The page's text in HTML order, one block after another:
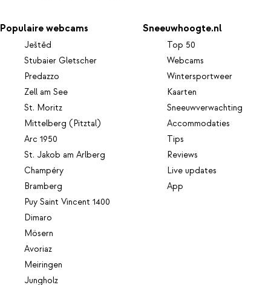
Populaire webcams
Ještěd
Stubaier Gletscher
Predazzo
Zell am See
St. Moritz
Mittelberg (Pitztal)
Arc 1950
St. Jakob am Arlberg
Champéry
Bramberg
Puy Saint Vincent 1400
Dimaro
Mösern
Avoriaz
Meiringen
Jungholz
Sneeuwhoogte.nl
Top 50
Webcams
Wintersportweer
Kaarten
Sneeuwverwachting
Accommodaties
Tips
Reviews
Live updates
App